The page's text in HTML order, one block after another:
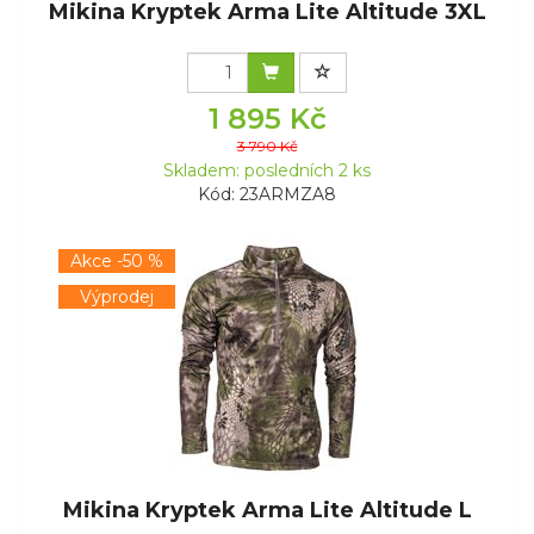
Mikina Kryptek Arma Lite Altitude 3XL
1 895 Kč
3 790 Kč
Skladem: posledních 2 ks
Kód: 23ARMZA8
Akce -50 %
Výprodej
Mikina Kryptek Arma Lite Altitude L